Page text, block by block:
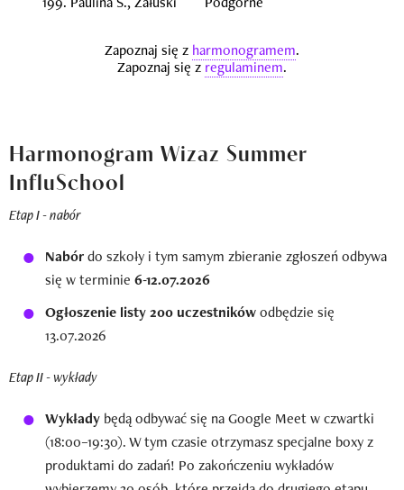
Harmonogram Wizaz Summer
InfluSchool
Etap I - nabór
Nabórdo szkoły i tym samym zbieranie zgłoszeń odbywa
się w terminie 6-12.07.2026
Ogłoszenie listy 200 uczestnikówodbędzie się
13.07.2026
Etap II - wykłady
Wykłady będą odbywać się na Google Meet w czwartki
(18:00–19:30). W tym czasie otrzymasz specjalne boxy z
produktami do zadań! Po zakończeniu wykładów